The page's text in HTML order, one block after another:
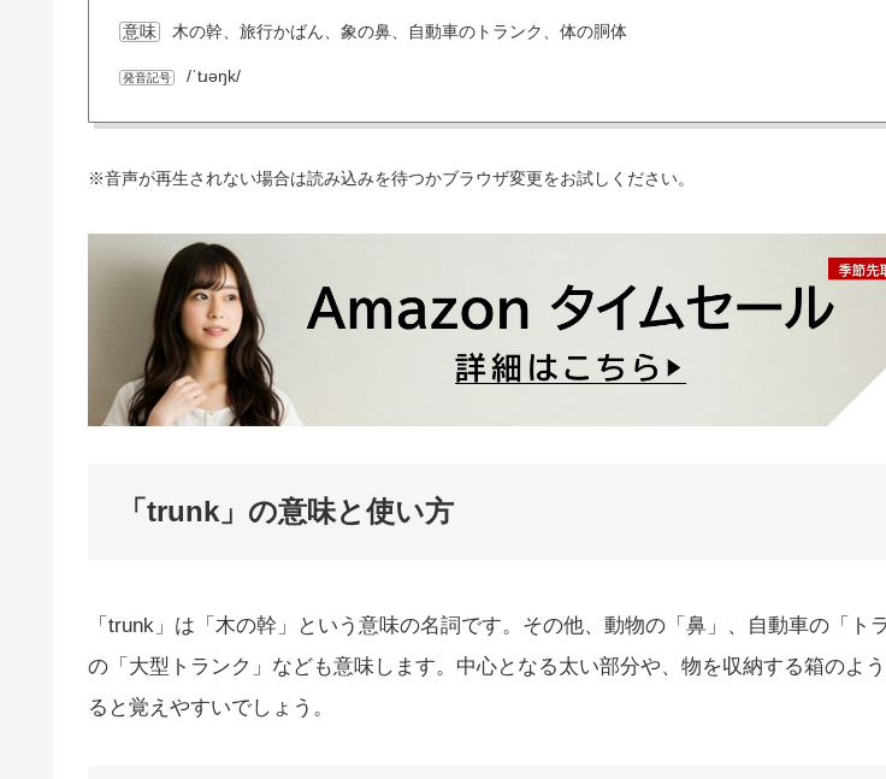
意味 木の幹、旅行かばん、象の鼻、自動車のトランク、体の胴体
発音記号 /ˈtɹəŋk/
※音声が再生されない場合は読み込みを待つかブラウザ変更をお試しください。
「trunk」の意味と使い方
「trunk」は「木の幹」という意味の名詞です。その他、動物の「鼻」、自動車の「ト
の「大型トランク」なども意味します。中心となる太い部分や、物を収納する箱のよ
ると覚えやすいでしょう。